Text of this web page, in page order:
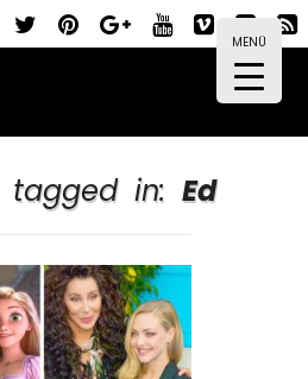
MENÜ
in: Ed